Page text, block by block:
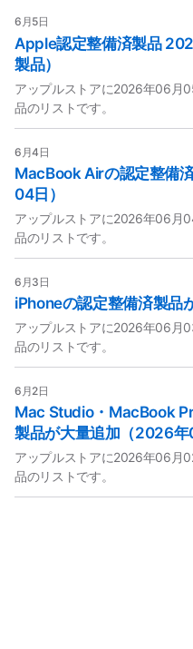
6月5日
Apple認定整備済製品
製品）
アップルストアに2026年06月
品のリストです。
6月4日
MacBook Airの認定整備
04日）
アップルストアに2026年06月
品のリストです。
6月3日
iPhoneの認定整備済製品
アップルストアに2026年06月
品のリストです。
6月2日
Mac Studio・MacBook
製品が大量追加（2026年
アップルストアに2026年06月
品のリストです。